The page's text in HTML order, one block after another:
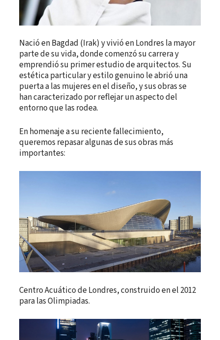
Nació en Bagdad (Irak) y vivió en Londres la mayor
parte de su vida, donde comenzó su carrera y
emprendió su primer estudio de arquitectos. Su
estética particular y estilo genuino le abrió una
puerta a las mujeres en el diseño, y sus obras se
han caracterizado por reflejar un aspecto del
entorno que las rodea.
En homenaje a su reciente fallecimiento,
queremos repasar algunas de sus obras más
importantes:
Centro Acuático de Londres, construido en el 2012
para las Olimpiadas.